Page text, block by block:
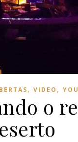
, VIDEO ,
o